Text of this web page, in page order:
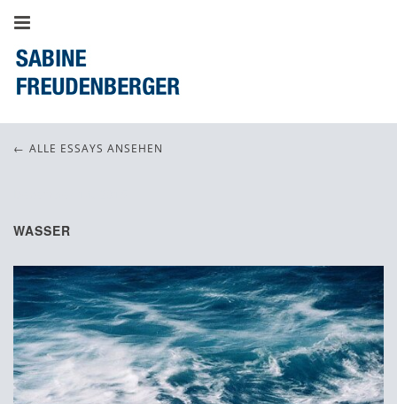
ALLE ESSAYS ANSEHEN
WASSER